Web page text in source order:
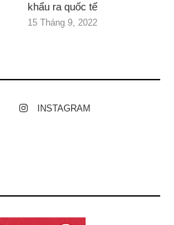
khẩu ra quốc tế
15 Tháng 9, 2022
INSTAGRAM